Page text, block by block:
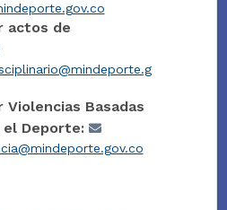
actos de
Violencias Basadas
el Deporte: